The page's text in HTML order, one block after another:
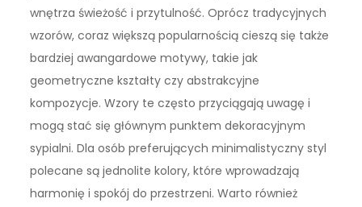
wnętrza świeżość i przytulność. Oprócz tradycyjnych
wzorów, coraz większą popularnością cieszą się także
bardziej awangardowe motywy, takie jak
geometryczne kształty czy abstrakcyjne
kompozycje. Wzory te często przyciągają uwagę i
mogą stać się głównym punktem dekoracyjnym
sypialni. Dla osób preferujących minimalistyczny styl
polecane są jednolite kolory, które wprowadzają
harmonię i spokój do przestrzeni. Warto również